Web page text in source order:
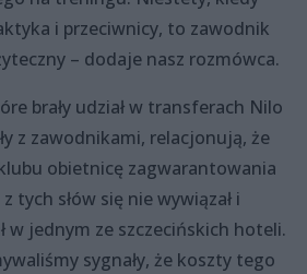
i przeciwnicy, to zawodnik
– dodaje nasz rozmówca.
brały udział w transferach Nilo
z zawodnikami, relacjonują, że
obietnicę zagwarantowania
tych słów się nie wywiązał i
w jednym ze szczecińskich hoteli.
sygnały, że koszty tego